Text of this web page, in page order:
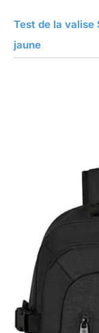
Test de la valise
jaune